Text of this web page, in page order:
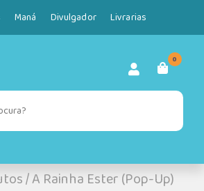
Maná Divulgador Livrarias
0
/A Rainha Ester (Pop-Up)